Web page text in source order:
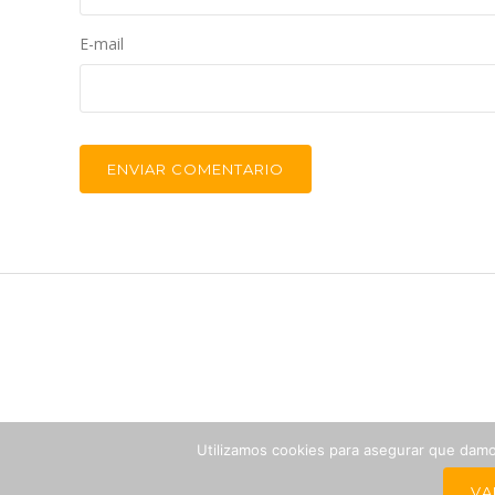
E-mail
Utilizamos cookies para asegurar que